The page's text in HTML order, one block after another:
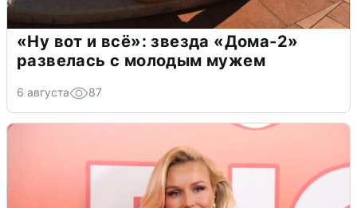
«Ну вот и всё»: звезда «Дома-2»
развелась с молодым мужем
6 августа 87